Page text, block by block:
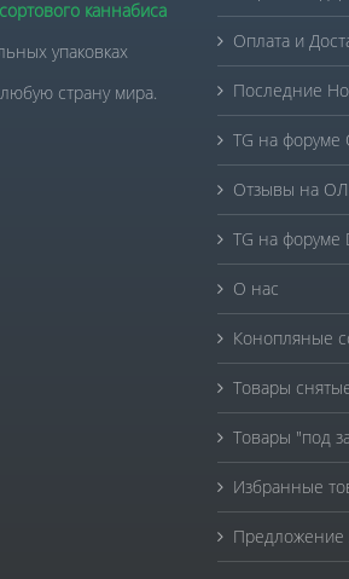
каннабиса
упаковках
страну мира.
Оплата и
Последние
TG на
Отзывы на
TG на форуме
О нас
Конопляные
Товары
Товары "под
Избранные